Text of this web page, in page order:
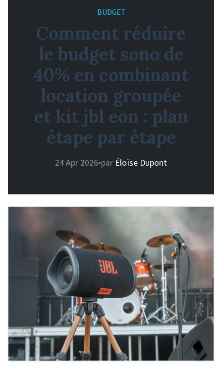
BUDGET
Comment réduire
le budget sono de
40% en combinant
location groupée
et kit jbl eon : plan
étape par étape
24 Apr 2026•par Éloïse Dupont